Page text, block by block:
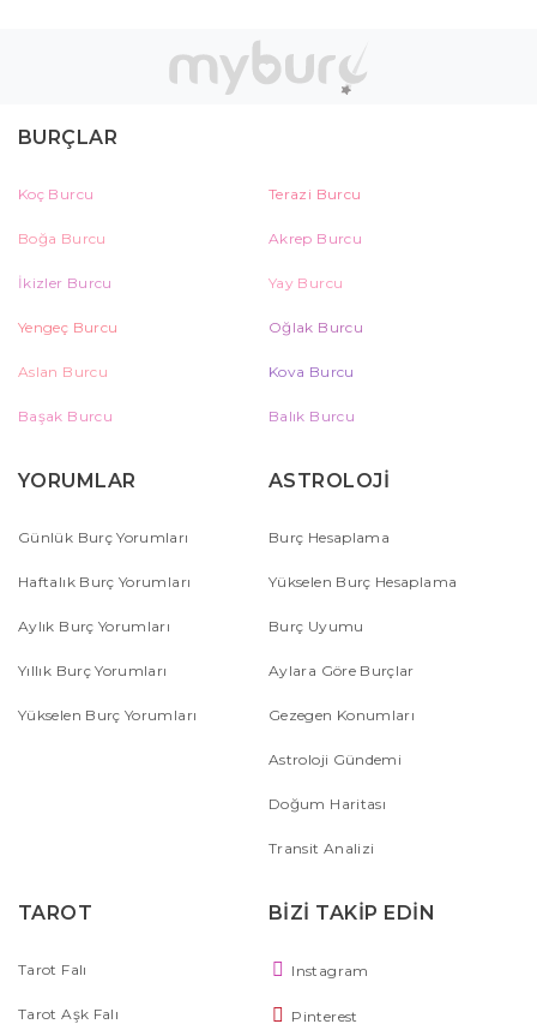
BURÇLAR
Koç Burcu Terazi Burcu
Boğa Burcu Akrep Burcu
İkizler Burcu Yay Burcu
Yengeç Burcu Oğlak Burcu
Aslan Burcu Kova Burcu
Başak Burcu Balık Burcu
YORUMLAR
Günlük Burç Yorumları
Haftalık Burç Yorumları
Aylık Burç Yorumları
Yıllık Burç Yorumları
Yükselen Burç Yorumları
ASTROLOJİ
Burç Hesaplama
Yükselen Burç Hesaplama
Burç Uyumu
Aylara Göre Burçlar
Gezegen Konumları
Astroloji Gündemi
Doğum Haritası
Transit Analizi
TAROT
Tarot Falı
Tarot Aşk Falı
BİZİ TAKİP EDİN
Instagram
Pinterest